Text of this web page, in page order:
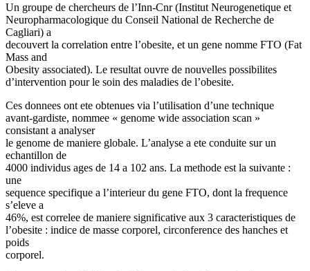
Un groupe de chercheurs de l’Inn-Cnr (Institut Neurogenetique et
Neuropharmacologique du Conseil National de Recherche de
Cagliari) a
decouvert la correlation entre l’obesite, et un gene nomme FTO (Fat
Mass and
Obesity associated). Le resultat ouvre de nouvelles possibilites
d’intervention pour le soin des maladies de l’obesite.
Ces donnees ont ete obtenues via l’utilisation d’une technique
avant-gardiste, nommee « genome wide association scan »
consistant a analyser
le genome de maniere globale. L’analyse a ete conduite sur un
echantillon de
4000 individus ages de 14 a 102 ans. La methode est la suivante :
une
sequence specifique a l’interieur du gene FTO, dont la frequence
s’eleve a
46%, est correlee de maniere significative aux 3 caracteristiques de
l’obesite : indice de masse corporel, circonference des hanches et
poids
corporel.